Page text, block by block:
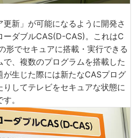
新」が可能になるように開発さ
ーダブルCAS(D-CAS)。これはC
形でセキュアに搭載・実行できる
、複数のプログラムを搭載した
が生じた際には新たなCASプログ
してテレビをセキュアな状態に
。